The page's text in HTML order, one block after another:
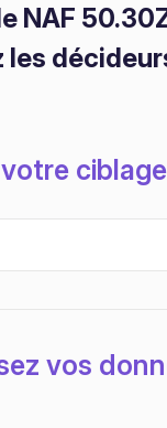
NAF
ciblage
vos